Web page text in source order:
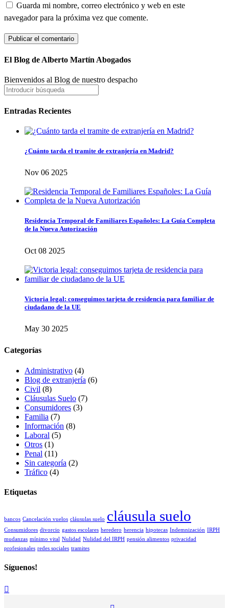
Guarda mi nombre, correo electrónico y web en este
navegador para la próxima vez que comente.
El Blog de Alberto Martín Abogados
Bienvenidos al Blog de nuestro despacho
Entradas Recientes
¿Cuánto tarda el tramite de extranjería en Madrid?
Nov 06 2025
Residencia Temporal de Familiares Españoles: La Guía Completa
de la Nueva Autorización
Oct 08 2025
Victoria legal: conseguimos tarjeta de residencia para familiar de
ciudadano de la UE
May 30 2025
Categorías
Administrativo (4)
Blog de extranjería (6)
Civil (8)
Cláusulas Suelo (7)
Consumidores (3)
Familia (7)
Información (8)
Laboral (5)
Otros (1)
Penal (11)
Sin categoría (2)
Tráfico (4)
Etiquetas
bancos Cancelación vuelos cláusulas suelo cláusula suelo
Consumidores divorcio gastos escolares heredero herencia hipotecas Indemnización IRPH
mudanzas mínimo vital Nulidad Nulidad del IRPH pensión alimentos privacidad
profesionales redes sociales tramites
Síguenos!